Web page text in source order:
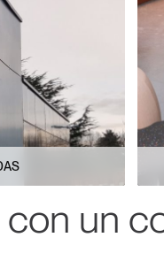
con un